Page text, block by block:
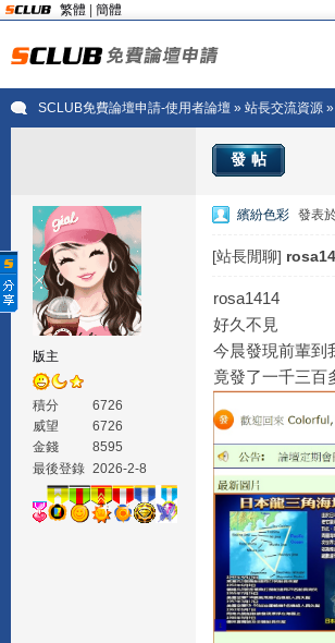
繁體 簡體
SCLUB免費論壇申請-使用者論壇» 站長交流資源»
發帖
版主
積分
6726
威望
6726
金錢
8595
最後登錄 2026-2-8
繽紛色彩 發表
[站長閒聊]
rosa1414
好久不見
今晨發現前輩到
竟發了一千三百